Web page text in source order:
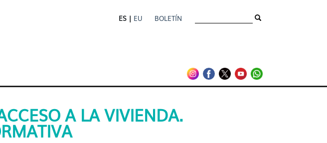
ES | EU BOLETÍN
Charla Formativa -
A LA VIVIENDA.